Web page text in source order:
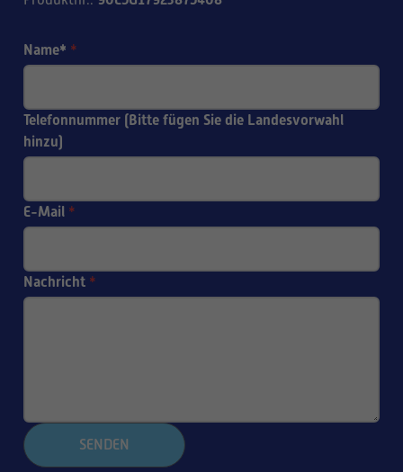
Name* *
Telefonnummer (Bitte fügen Sie die Landesvorwahl
hinzu)
E-Mail *
Nachricht *
SENDEN